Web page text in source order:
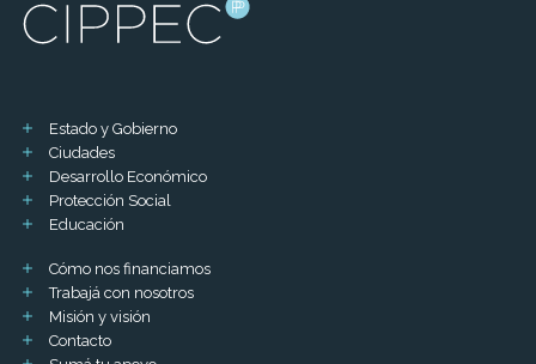
Estado y Gobierno
Ciudades
Desarrollo Económico
Protección Social
Educación
Cómo nos financiamos
Trabajá con nosotros
Misión y visión
Contacto